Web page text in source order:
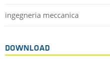
ingegneria meccanica
DOWNLOAD